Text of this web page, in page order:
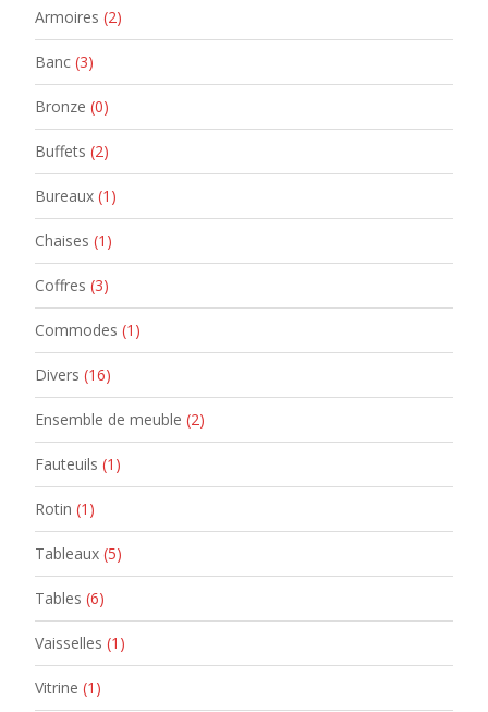
Armoires (2)
Banc (3)
Bronze (0)
Buffets (2)
Bureaux (1)
Chaises (1)
Coffres (3)
Commodes (1)
Divers (16)
Ensemble de meuble (2)
Fauteuils (1)
Rotin (1)
Tableaux (5)
Tables (6)
Vaisselles (1)
Vitrine (1)